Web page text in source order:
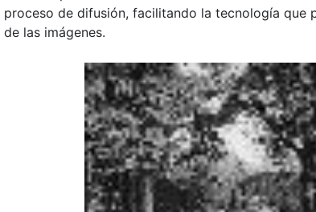
proceso de difusión, facilitando la tecnología que
de las imágenes.